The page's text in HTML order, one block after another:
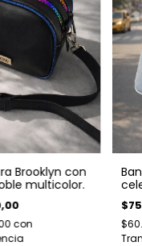
Brooklyn con
multicolor.
con